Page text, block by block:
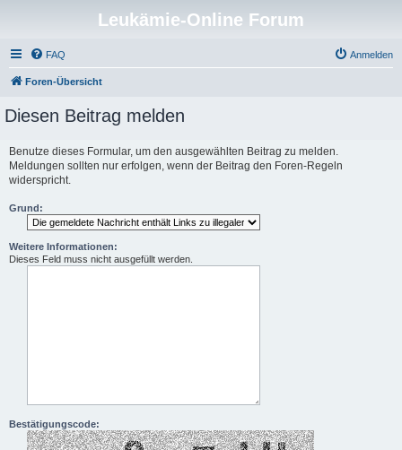
Leukämie-Online Forum
FAQ Anmelden
Foren-Übersicht
Diesen Beitrag melden
Benutze dieses Formular, um den ausgewählten Beitrag zu melden.
Meldungen sollten nur erfolgen, wenn der Beitrag den Foren-Regeln
widerspricht.
Grund:
Weitere Informationen:
Dieses Feld muss nicht ausgefüllt werden.
Bestätigungscode: